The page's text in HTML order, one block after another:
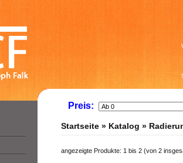
Preis:
Startseite » Katalog »
angezeigte Produkte: 1 bis 2 (von 2